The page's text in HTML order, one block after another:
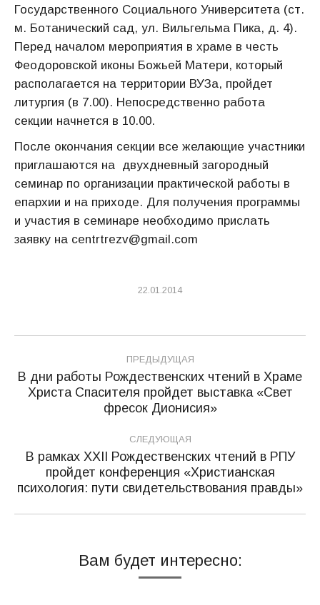
Государственного Социального Университета (ст.
м. Ботанический сад, ул. Вильгельма Пика, д. 4).
Перед началом мероприятия в храме в честь
Феодоровской иконы Божьей Матери, который
располагается на территории ВУЗа, пройдет
литургия (в 7.00). Непосредственно работа
секции начнется в 10.00.
После окончания секции все желающие участники
приглашаются на двухдневный загородный
семинар по организации практической работы в
епархии и на приходе. Для получения программы
и участия в семинаре необходимо прислать
заявку на centrtrezv@gmail.com
22.01.2014
Навигация
по
записям
ПРЕДЫДУЩАЯ
Предыдущая
запись:
В дни работы Рождественских чтений в Храме
Христа Спасителя пройдет выставка «Свет
фресок Дионисия»
СЛЕДУЮЩАЯ
Следующая
запись:
В рамках ХХII Рождественских чтений в РПУ
пройдет конференция «Христианская
психология: пути свидетельствования правды»
Вам будет интересно: